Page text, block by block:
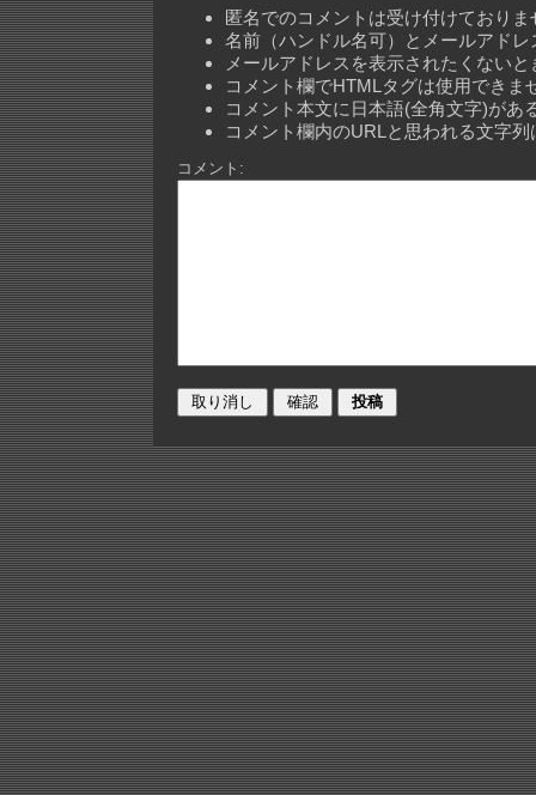
匿名でのコメントは受け付けておりま
名前（ハンドル名可）とメールアド
メールアドレスを表示されたくない
コメント欄でHTMLタグは使用できま
コメント本文に日本語(全角文字)があ
コメント欄内のURLと思われる文字
コメント: